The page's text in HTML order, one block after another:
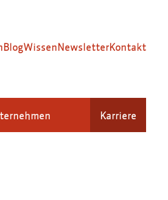
Karriere
BlogWissenNewsletterKontakt